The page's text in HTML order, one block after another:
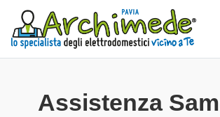
Assistenza